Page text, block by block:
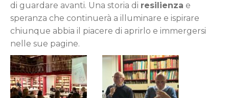
di guardare avanti. Una storia di resilienza e
speranza che continuerà a illuminare e ispirare
chiunque abbia il piacere di aprirlo e immergersi
nelle sue pagine.